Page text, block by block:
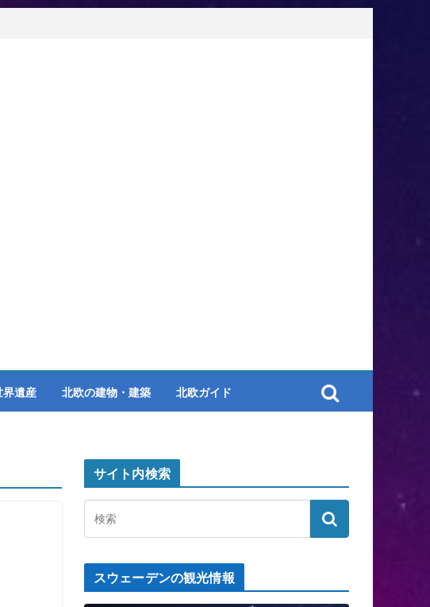
界遺産 北欧の建物・建築 北欧ガイド
サイト内検索
スウェーデンの観光情報